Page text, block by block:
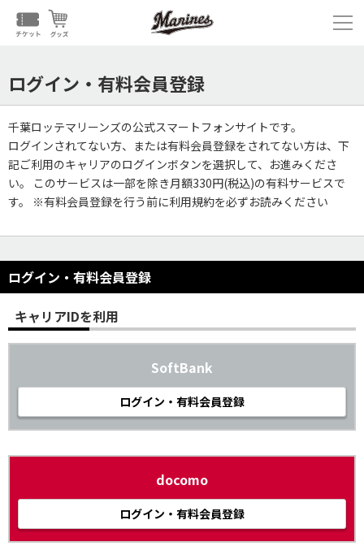
ログイン・有料会員登録
千葉ロッテマリーンズの公式スマートフォンサイトです。
ログインされてない方、または有料会員登録をされてない方は、下
記ご利用のキャリアのログインボタンを選択して、お進みくださ
い。 このサービスは一部を除き月額330円(税込)の有料サービスで
す。 ※有料会員登録を行う前に利用規約を必ずお読みください
ログイン・有料会員登録
キャリアIDを利用
SoftBank
ログイン・有料会員登録
docomo
ログイン・有料会員登録